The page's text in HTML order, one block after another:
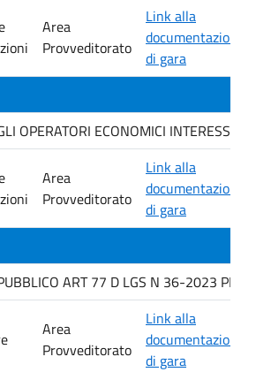
Area
Provveditorato
Link alla
documentazione
di gara
OPERATORI ECONOMICI
Area
Provveditorato
Link alla
documentazione
di gara
ART 77 D LGS N 36-2023 PER
Area
Provveditorato
Link alla
documentazione
di gara